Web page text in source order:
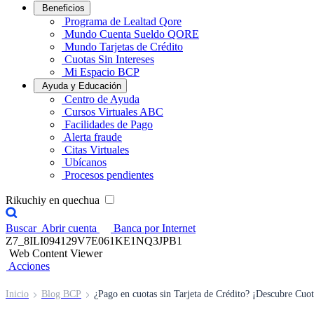
Beneficios
Programa de Lealtad Qore
Mundo Cuenta Sueldo QORE
Mundo Tarjetas de Crédito
Cuotas Sin Intereses
Mi Espacio BCP
Ayuda y Educación
Centro de Ayuda
Cursos Virtuales ABC
Facilidades de Pago
Alerta fraude
Citas Virtuales
Ubícanos
Procesos pendientes
Rikuchiy en quechua
Buscar Abrir cuenta
Banca por Internet
Z7_8ILI094129V7E061KE1NQ3JPB1
Web Content Viewer
Acciones
Inicio Blog BCP ¿Pago en cuotas sin Tarjeta de Crédito? ¡Descubre